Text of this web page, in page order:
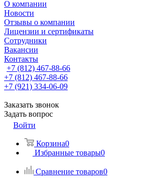
О компании
Новости
Отзывы о компании
Лицензии и сертификаты
Сотрудники
Вакансии
Контакты
+7 (812) 467-88-66
+7 (812) 467-88-66
+7 (921) 334-06-09
Заказать звонок
Задать вопрос
Войти
Корзина0
Избранные товары0
Сравнение товаров0